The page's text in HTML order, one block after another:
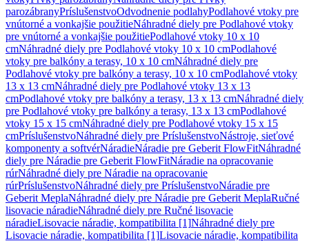
parozábranyPríslušenstvoOdvodnenie podlahyPodlahové vtoky pre
vnútorné a vonkajšie použitieNáhradné diely pre Podlahové vtoky
pre vnútorné a vonkajšie použitiePodlahové vtoky 10 x 10
cmNáhradné diely pre Podlahové vtoky 10 x 10 cmPodlahové
vtoky pre balkóny a terasy, 10 x 10 cmNáhradné diely pre
Podlahové vtoky pre balkóny a terasy, 10 x 10 cmPodlahové vtoky
13 x 13 cmNáhradné diely pre Podlahové vtoky 13 x 13
cmPodlahové vtoky pre balkóny a terasy, 13 x 13 cmNáhradné diely
pre Podlahové vtoky pre balkóny a terasy, 13 x 13 cmPodlahové
vtoky 15 x 15 cmNáhradné diely pre Podlahové vtoky 15 x 15
cmPríslušenstvoNáhradné diely pre PríslušenstvoNástroje, sieťové
komponenty a softvérNáradieNáradie pre Geberit FlowFitNáhradné
diely pre Náradie pre Geberit FlowFitNáradie na opracovanie
rúrNáhradné diely pre Náradie na opracovanie
rúrPríslušenstvoNáhradné diely pre PríslušenstvoNáradie pre
Geberit MeplaNáhradné diely pre Náradie pre Geberit MeplaRučné
lisovacie náradieNáhradné diely pre Ručné lisovacie
náradieLisovacie náradie, kompatibilita [1]Náhradné diely pre
Lisovacie náradie, kompatibilita [1]Lisovacie náradie, kompatibilita